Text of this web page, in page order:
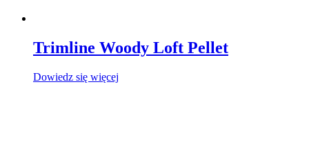
Trimline Woody Loft Pellet
Dowiedz się więcej